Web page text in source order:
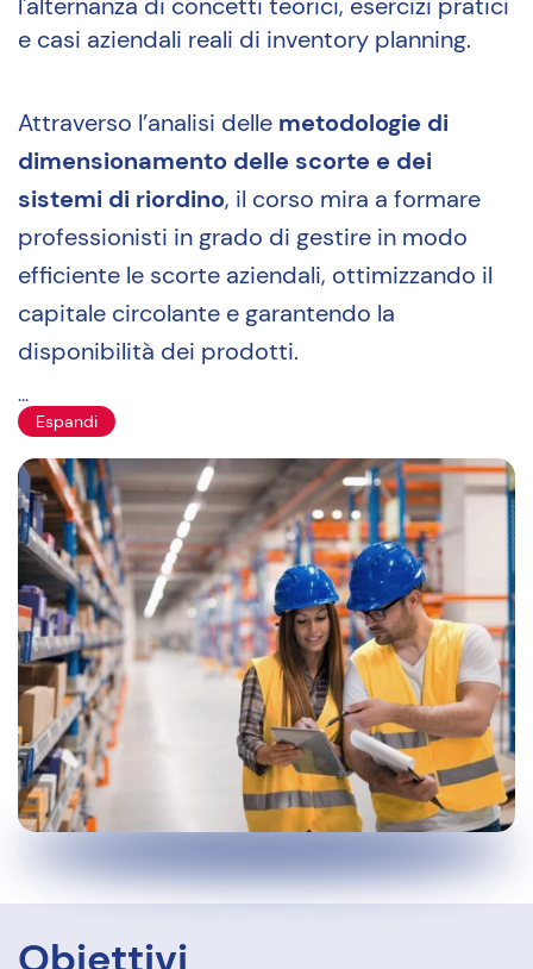
l'alternanza di concetti teorici, esercizi pratici
e casi aziendali reali di inventory planning.
Attraverso l’analisi delle metodologie di
dimensionamento delle scorte e dei
sistemi di riordino, il corso mira a formare
professionisti in grado di gestire in modo
efficiente le scorte aziendali, ottimizzando il
capitale circolante e garantendo la
disponibilità dei prodotti.
...
Espandi
Obiettivi